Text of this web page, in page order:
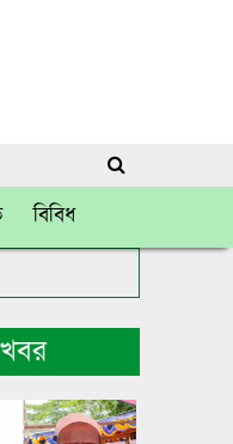
বিবিধ